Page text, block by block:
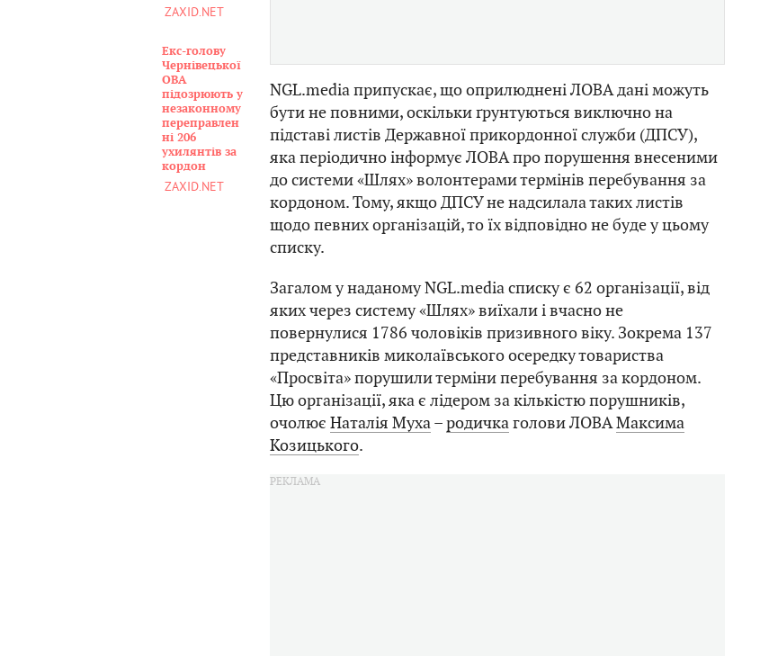
ZAXID.NET
Екс-голову
Чернівецької
ОВА
підозрюють у
незаконному
переправлен
ні 206
ухилянтів за
кордон
ZAXID.NET
NGL.media припускає, що оприлюднені ЛОВА дані можуть
бути не повними, оскільки ґрунтуються виключно на
підставі листів Державної прикордонної служби (ДПСУ),
яка періодично інформує ЛОВА про порушення внесеними
до системи «Шлях» волонтерами термінів перебування за
кордоном. Тому, якщо ДПСУ не надсилала таких листів
щодо певних організацій, то їх відповідно не буде у цьому
списку.
Загалом у наданому NGL.media списку є 62 організації, від
яких через систему «Шлях» виїхали і вчасно не
повернулися 1786 чоловіків призивного віку. Зокрема 137
представників миколаївського осередку товариства
«Просвіта» порушили терміни перебування за кордоном.
Цю організації, яка є лідером за кількістю порушників,
очолює Наталія Муха–родичкаголови ЛОВАМаксима
Козицького.